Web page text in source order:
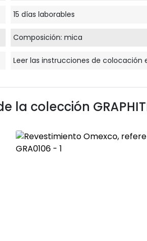
15 días laborables
Composición: mica
Leer las instrucciones de colocación
la colección